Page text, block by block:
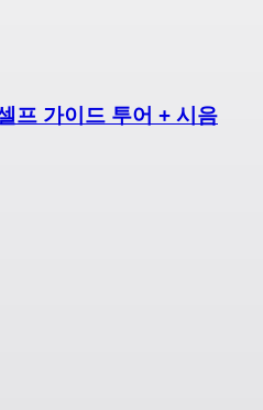
프 가이드 투어 + 시음